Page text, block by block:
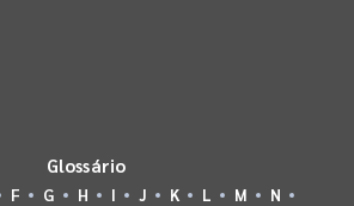
Glossário
F G H I J K L M
N